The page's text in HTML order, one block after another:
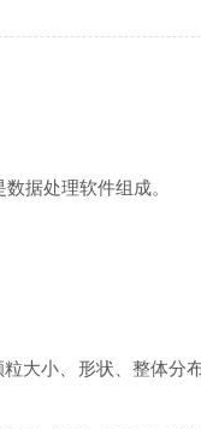
据处理软件组成。
小、形状、整体分